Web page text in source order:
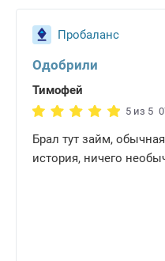
Пробаланс
Одобрили
Тимофей
5 из 5
Брал тут займ, обычная
история, ничего